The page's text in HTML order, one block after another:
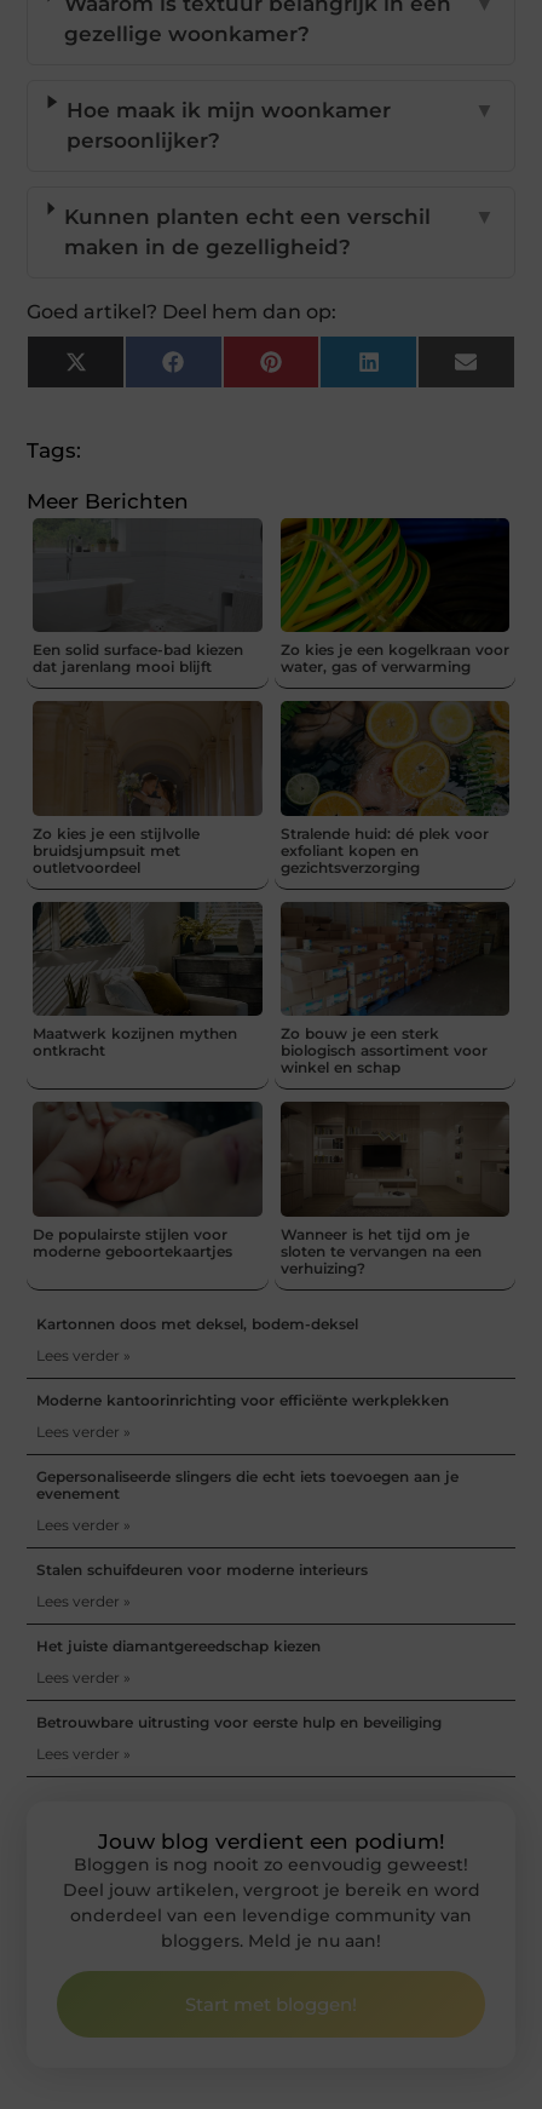
gezellige woonkamer?
Hoe maak ik mijn woonkamer
persoonlijker?
▼
Kunnen planten echt een verschil
maken in de gezelligheid?
▼
Goed artikel? Deel hem dan op:
X
(Twitter)
FacebookPinterestLinkedInEmail
Tags:
Meer Berichten
Een solid surface-bad kiezen
dat jarenlang mooi blijft
Zo kies je een kogelkraan voor
water, gas of verwarming
Zo kies je een stijlvolle
bruidsjumpsuit met
outletvoordeel
Stralende huid: dé plek voor
exfoliant kopen en
gezichtsverzorging
Maatwerk kozijnen mythen
ontkracht
Zo bouw je een sterk
biologisch assortiment voor
winkel en schap
De populairste stijlen voor
moderne geboortekaartjes
Wanneer is het tijd om je
sloten te vervangen na een
verhuizing?
Kartonnen doos met deksel, bodem-deksel
Lees verder »
Moderne kantoorinrichting voor efficiënte werkplekken
Lees verder »
Gepersonaliseerde slingers die echt iets toevoegen aan je
evenement
Lees verder »
Stalen schuifdeuren voor moderne interieurs
Lees verder »
Het juiste diamantgereedschap kiezen
Lees verder »
Betrouwbare uitrusting voor eerste hulp en beveiliging
Lees verder »
Jouw blog verdient een podium!
Bloggen is nog nooit zo eenvoudig geweest!
Deel jouw artikelen, vergroot je bereik en word
onderdeel van een levendige community van
bloggers. Meld je nu aan!
Start met bloggen!